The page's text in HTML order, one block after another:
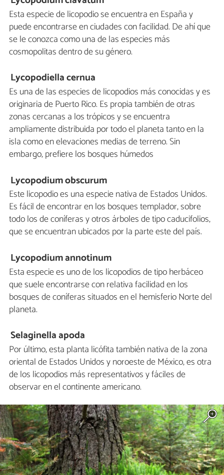
Esta especie de licopodio se encuentra en España y
puede encontrarse en ciudades con facilidad. De ahí que
se le conozca como una de las especies más
cosmopolitas dentro de su género.
Lycopodiella cernua
Es una de las especies de licopodios más conocidas y es
originaria de Puerto Rico. Es propia también de otras
zonas cercanas a los trópicos y se encuentra
ampliamente distribuida por todo el planeta tanto en la
isla como en elevaciones medias de terreno. Sin
embargo, prefiere los bosques húmedos
Lycopodium obscurum
Este licopodio es una especie nativa de Estados Unidos.
Es fácil de encontrar en los bosques templador, sobre
todo los de coníferas y otros árboles de tipo caducifolios,
que se encuentran ubicados por la parte este del país.
Lycopodium annotinum
Esta especie es uno de los licopodios de tipo herbáceo
que suele encontrarse con relativa facilidad en los
bosques de coníferas situados en el hemisferio Norte del
planeta.
Selaginella apoda
Por último, esta planta licófita también nativa de la zona
oriental de Estados Unidos y noroeste de México, es otra
de los licopodios más representativos y fáciles de
observar en el continente americano.